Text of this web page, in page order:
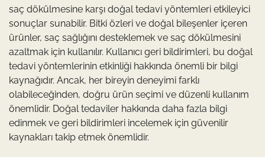
saç dökülmesine karşı doğal tedavi yöntemleri etkileyici
sonuçlar sunabilir. Bitki özleri ve doğal bileşenler içeren
ürünler, saç sağlığını desteklemek ve saç dökülmesini
azaltmak için kullanılır. Kullanıcı geri bildirimleri, bu doğal
tedavi yöntemlerinin etkinliği hakkında önemli bir bilgi
kaynağıdır. Ancak, her bireyin deneyimi farklı
olabileceğinden, doğru ürün seçimi ve düzenli kullanım
önemlidir. Doğal tedaviler hakkında daha fazla bilgi
edinmek ve geri bildirimleri incelemek için güvenilir
kaynakları takip etmek önemlidir.